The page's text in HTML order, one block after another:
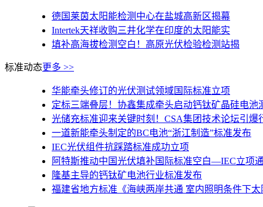
德国莱茵太阳能检测中心在盐城高新区揭幕
Intertek天祥收购三井化学在印度的太阳能实
填补高海拔检测空白！高原光伏检验检测站揭
巴西：六家实验室获得组件测试认可
全球首座HPBC 2.0分布式实证电站正式揭牌
CCIC-CSA集团昆山新能源测试与认证中心新址
大厂获颁TÜV北德目击实证基地认可证书
CPTC光伏检测服务再升级！顺利通过IECEE评
标准动态更多 >>
华能牵头修订的光伏测试领域国际标准立项
定标三端叠层！协鑫集成牵头启动钙钛矿晶硅电池
光储充标准迎来关键时刻！CSA集团技术论坛引爆
一道新能牵头制定的BC电池“浙江制造”标准发布
IEC光伏组件抗踩踏标准成功立项
阿特斯推动中国光伏填补国际标准空白—IEC立项
隆基主导的钙钛矿电池行业标准发布
福建省地方标准《海峡两岸共通 室内照明条件下